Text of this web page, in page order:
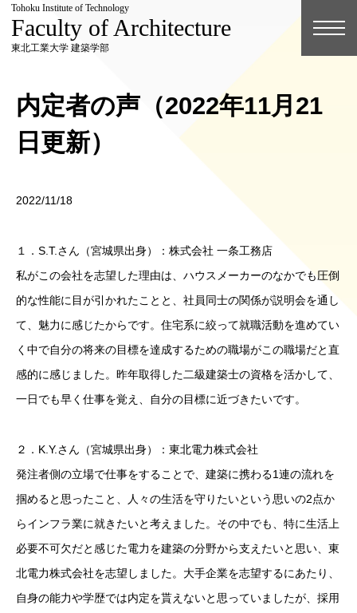
Tohoku Institute of Technology
Faculty of Architecture
東北工業大学 建築学部
内定者の声（2022年11月21
日更新）
2022/11/18
１．S.T.さん（宮城県出身）：株式会社 一条工務店
私がこの会社を志望した理由は、ハウスメーカーのなかでも圧倒
的な性能に目が引かれたことと、社員同士の関係が説明会を通し
て、魅力に感じたからです。住宅系に絞って就職活動を進めてい
く中で自分の将来の目標を達成するための職場がこの職場だと直
感的に感じました。昨年取得した二級建築士の資格を活かして、
一日でも早く仕事を覚え、自分の目標に近づきたいです。
２．K.Y.さん（宮城県出身）：東北電力株式会社
発注者側の立場で仕事をすることで、建築に携わる1連の流れを
掴めると思ったこと、人々の生活を守りたいという思いの2点か
らインフラ業に就きたいと考えました。その中でも、特に生活上
必要不可欠だと感じた電力を建築の分野から支えたいと思い、東
北電力株式会社を志望しました。大手企業を志望するにあたり、
自身の能力や学歴では内定を貰えないと思っていましたが、採用